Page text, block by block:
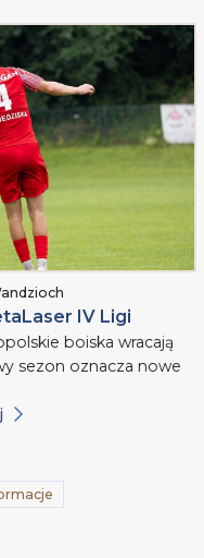
IV Ligi
boiska wracają
sezon oznacza nowe